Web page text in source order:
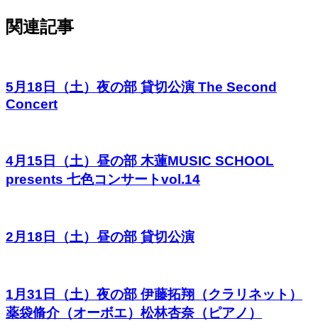
関連記事
5月18日（土）夜の部 貸切公演 The Second
Concert
4月15日（土）昼の部 木蓮MUSIC SCHOOL
presents 七色コンサートvol.14
2月18日（土）昼の部 貸切公演
1月31日（土）夜の部 伊藤拓翔（クラリネット）
薬袋脩介（オーボエ）松林杏奈（ピアノ）